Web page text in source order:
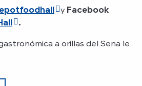
y Facebook
.
a orillas del Sena le